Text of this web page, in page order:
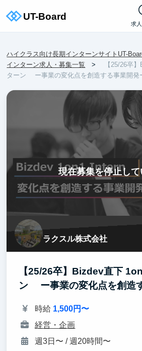
求
ハイクラス向け長期インターンサイトUT-
インターン求人・募集一覧
【25/26卒
ターン ー事業の変化点を創造する事業開発
現在募集を停止し
ラクスル株式会社
【25/26卒】Bizdev直下
ン ー事業の変化点を創造
時給 1,500円〜
経営・企画
週3日〜 / 週20時間〜